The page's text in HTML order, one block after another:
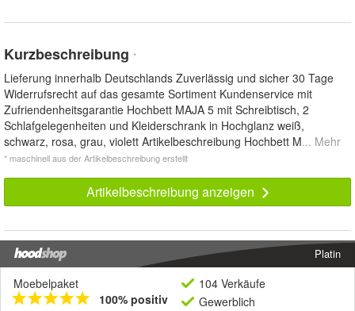
Kurzbeschreibung *
Lieferung innerhalb Deutschlands Zuverlässig und sicher 30 Tage
Widerrufsrecht auf das gesamte Sortiment Kundenservice mit
Zufriendenheitsgarantie Hochbett MAJA 5 mit Schreibtisch, 2
Schlafgelegenheiten und Kleiderschrank in Hochglanz weiß,
schwarz, rosa, grau, violett Artikelbeschreibung Hochbett M... Mehr
* maschinell aus der Artikelbeschreibung erstellt
Artikelbeschreibung anzeigen
Platin
Moebelpaket
100% positiv
104 Verkäufe
Gewerblich